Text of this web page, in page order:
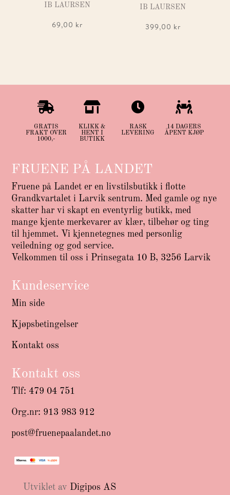
IB LAURSEN
69,00 kr
IB LAURSEN
399,00 kr

GRATIS
FRAKT OVER
1000,-

KLIKK &
HENT I
BUTIKK

RASK
LEVERING

14 DAGERS
ÅPENT KJØP
FRUENE PÅ LANDET
Fruene på Landet er en livstilsbutikk i flotte
Grandkvartalet i Larvik sentrum. Med gamle og nye
skatter har vi skapt en eventyrlig butikk, med
mange kjente merkevarer av klær, tilbehør og ting
til hjemmet. Vi kjennetegnes med personlig
veiledning og god service.
Velkommen til oss i Prinsegata 10 B, 3256 Larvik
Kundeservice
Min side
Kjøpsbetingelser
Kontakt oss
Kontakt oss
Tlf: 479 04 751
Org.nr: 913 983 912
post@fruenepaalandet.no
Utviklet av Digipos AS